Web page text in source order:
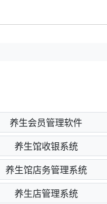
养生会员管理软件
养生馆收银系统
养生馆店务管理系统
养生店管理系统